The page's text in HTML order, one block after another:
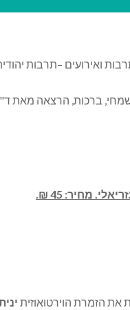
ואירועים –תרבות
ברכות, הרצאה מאת
הזמרת הוירטואוזית